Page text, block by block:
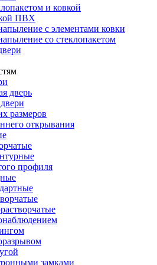
и ковкой
ПВХ
с элементами ковки
со стеклопакетом
дверь
размеров
открывания
профиля
замками